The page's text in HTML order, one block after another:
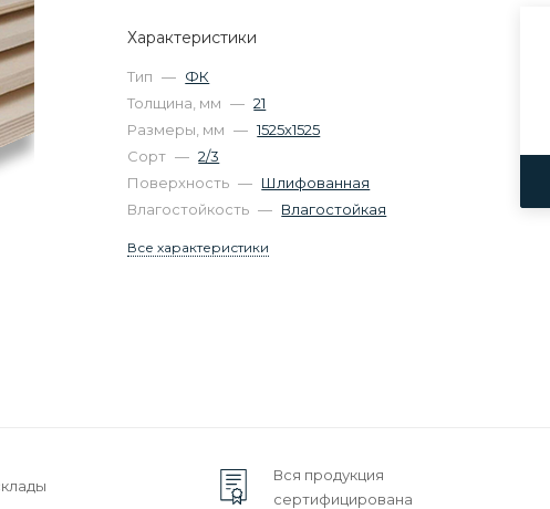
Характеристики
Тип — ФК
Толщина, мм — 21
Размеры, мм — 1525х1525
Сорт — 2/3
Поверхность — Шлифованная
Влагостойкость — Влагостойкая
Все характеристики
Вся продукция
сертифицирована